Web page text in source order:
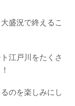
盛況で終えるこ
江戸川をたくさ
のを楽しみにし